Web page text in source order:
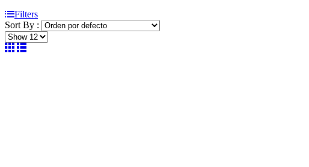
Filters
Sort By :